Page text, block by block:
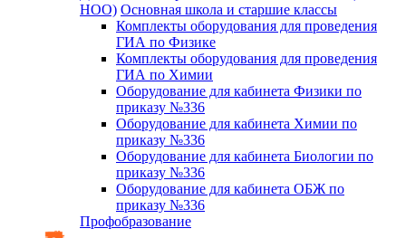
НОО) Основная школа и старшие классы
Комплекты оборудования для проведения
ГИА по Физике
Комплекты оборудования для проведения
ГИА по Химии
Оборудование для кабинета Физики по
приказу №336
Оборудование для кабинета Химии по
приказу №336
Оборудование для кабинета Биологии по
приказу №336
Оборудование для кабинета ОБЖ по
приказу №336
Профобразование